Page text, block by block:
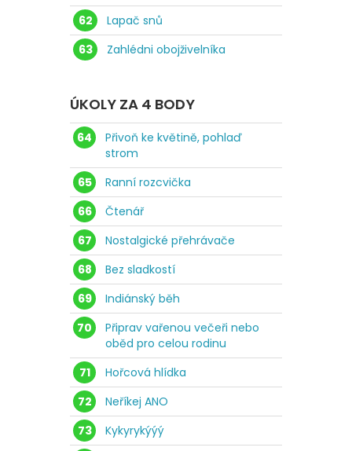
62
Lapač snů
63
Zahlédni obojživelníka
ÚKOLY ZA 4 BODY
64
Přivoň ke květině, pohlaď
strom
65
Ranní rozcvička
66
Čtenář
67
Nostalgické přehrávače
68
Bez sladkostí
69
Indiánský běh
70
Připrav vařenou večeři nebo
oběd pro celou rodinu
71
Hořcová hlídka
72
Neříkej ANO
73
Kykyrykýýý